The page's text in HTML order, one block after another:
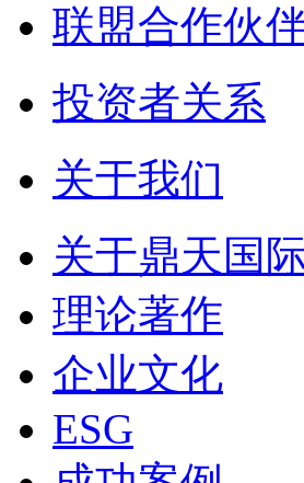
联盟合作伙
投资者关系
关于我们
关于鼎天国
理论著作
企业文化
ESG